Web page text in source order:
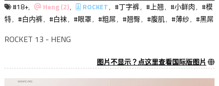
#18+, Heng (2), ROCKET, #丁字裤, #上翘, #小鲜肉, #模
特, #白内裤, #白袜, #眼罩, #粗屌, #翘臀, #腹肌, #薄纱, #黑屌
ROCKET 13 - HENG
图片不显示？点这里查看国际版图片